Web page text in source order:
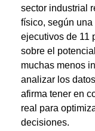
sector industrial
físico, según
ejecutivos de 11
sobre el
muchas menos
analizar los
afirma tener en
real para
decisiones.